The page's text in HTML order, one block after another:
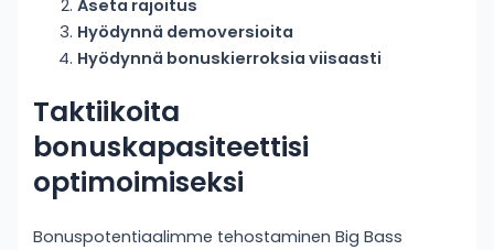
Aseta rajoitus
Hyödynnä demoversioita
Hyödynnä bonuskierroksia viisaasti
Taktiikoita
bonuskapasiteettisi
optimoimiseksi
Bonuspotentiaalimme tehostaminen Big Bass